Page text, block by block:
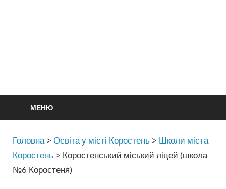
МЕНЮ
Головна >Освіта у місті Коростень > Школи міста
Коростень > Коростенський міський ліцей (школа
№6 Коростеня)